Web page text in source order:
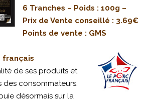
6 Tranches – Poids : 100g –
Prix de Vente conseillé : 3.69€
Points de vente : GMS
français
de ses produits et
consommateurs.
désormais sur la